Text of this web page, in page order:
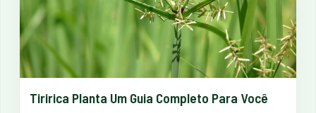
Tiririca Planta Um Guia Completo Para Você